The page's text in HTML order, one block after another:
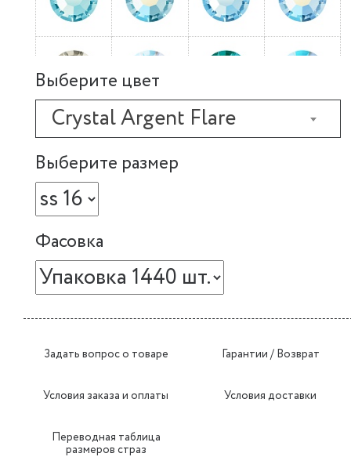
Выберите цвет
Crystal Argent Flare
Выберите размер
Фасовка
Задать вопрос о товаре Гарантии / Возврат
Условия заказа и оплаты Условия доставки
Переводная таблица
размеров страз